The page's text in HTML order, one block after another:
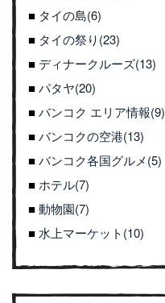
タイの島(6)
タイの祭り(23)
ディナークルーズ(13)
パタヤ(20)
バンコク エリア情報(9)
バンコクの空港(13)
バンコク各国グルメ(5)
ホテル(7)
動物園(7)
水上マーケット(10)